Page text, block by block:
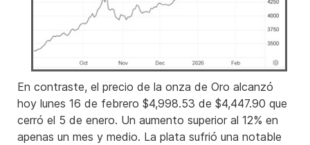
En contraste, el precio de la onza de Oro alcanzó
hoy lunes 16 de febrero $4,998.53 de $4,447.90 que
cerró el 5 de enero. Un aumento superior al 12% en
apenas un mes y medio. La plata sufrió una notable